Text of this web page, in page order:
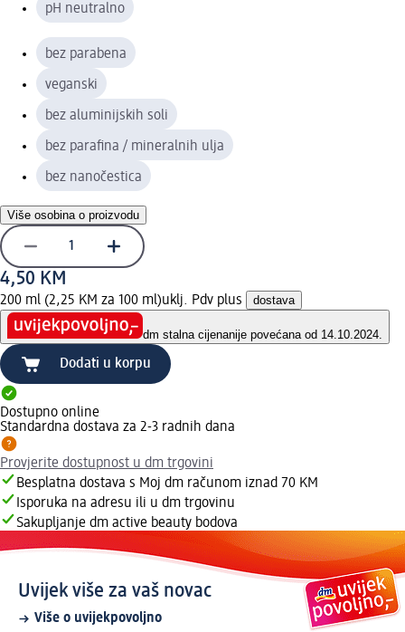
pH neutralno
bez parabena
veganski
bez aluminijskih soli
bez parafina / mineralnih ulja
bez nanočestica
Više osobina o proizvodu
4,50 KM
200 ml (2,25 KM za 100 ml)uklj. Pdv plus dostava
dm stalna cijenanije povećana od 14.10.2024.
Dodati u korpu
Dostupno online
Standardna dostava za 2-3 radnih dana
Provjerite dostupnost u dm trgovini
Besplatna dostava s Moj dm računom iznad 70 KM
Isporuka na adresu ili u dm trgovinu
Sakupljanje dm active beauty bodova
Uvijek više za vaš novac
Više o uvijekpovoljno